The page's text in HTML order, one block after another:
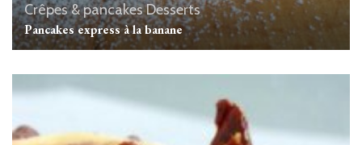
Crêpes & pancakesDesserts
Pancakes express à la banane